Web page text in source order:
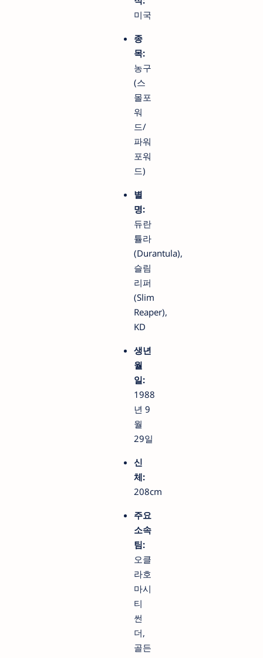
미국
종
목:
농구
(스
몰포
워
드/
파워
포워
드)
별
명:
듀란
튤라
(Durantula),
슬림
리퍼
(Slim
Reaper),
KD
생년
월
일:
1988
년 9
월
29일
신
체:
208cm
주요
소속
팀:
오클
라호
마시
티
썬
더,
골든